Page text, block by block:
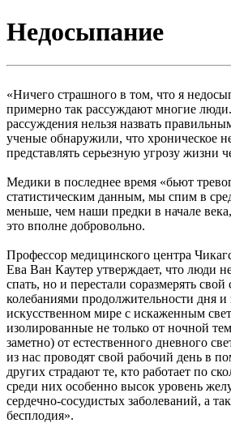
Недосыпание
«Ничего страшного в том, что я
примерно так рассуждают многие
рассуждения нельзя назвать
ученые обнаружили, что хроническое
представлять серьезную угрозу жизни
Медики в последнее время «бьют
статистическим данным, мы спим в
меньше, чем наши предки в начале
это вполне добровольно.
Профессор медицинского центра
Ева Ван Каутер утверждает, что люди
спать, но и перестали соразмерять
колебаниями продолжительности дня
искусственном мире с искаженным
изолированные не только от ночной
заметно) от естественного дневного
из нас проводят свой рабочий день в
других страдают те, кто работает по
среди них особенно высок уровень
сердечно-сосудистых заболеваний, а
бесплодия».